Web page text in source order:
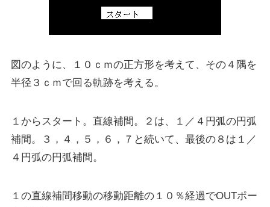
図のように、１０ｃｍの正方形を考えて、その４隅を
半径３ｃｍで回る軌跡を考える。
１からスタート。直線補間。２は、１／４円弧の円弧
補間。３，４，５，６，７と続いて、最後の８は１／
４円弧の円弧補間。
１の直線補間移動の移動距離の１０％経過でOUTポー